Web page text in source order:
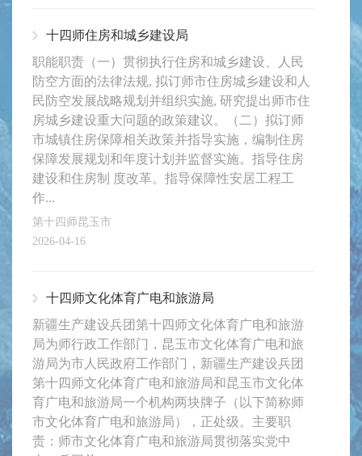
十四师住房和城乡建设局
职能职责（一）贯彻执行住房和城乡建设、人民
防空方面的法律法规, 拟订师市住房城乡建设和人
民防空发展战略规划并组织实施, 研究提出师市住
房城乡建设重大问题的政策建议。（二）拟订师
市城镇住房保障相关政策并指导实施，编制住房
保障发展规划和年度计划并监督实施。指导住房
建设和住房制 度改革。指导保障性安居工程工
作...
第十四师昆玉市
2026-04-16
十四师文化体育广电和旅游局
新疆生产建设兵团第十四师文化体育广电和旅游
局为师行政工作部门，昆玉市文化体育广电和旅
游局为市人民政府工作部门，新疆生产建设兵团
第十四师文化体育广电和旅游局和昆玉市文化体
育广电和旅游局一个机构两块牌子（以下简称师
市文化体育广电和旅游局），正处级。主要职
责：师市文化体育广电和旅游局贯彻落实党中